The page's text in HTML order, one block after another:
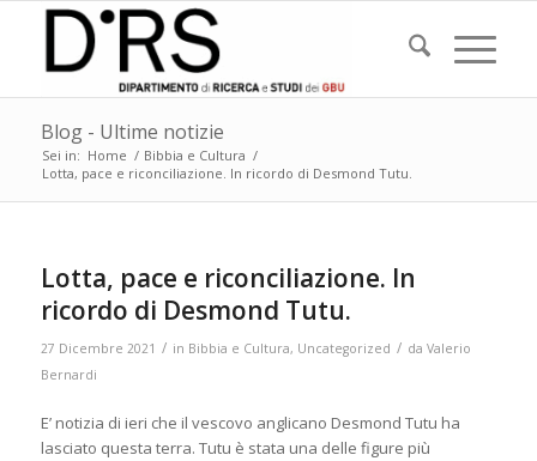
Blog - Ultime notizie
Sei in: Home / Bibbia e Cultura /
Lotta, pace e riconciliazione. In ricordo di Desmond Tutu.
Lotta, pace e riconciliazione. In
ricordo di Desmond Tutu.
27 Dicembre 2021 / in Bibbia e Cultura, Uncategorized / da Valerio
Bernardi
E’ notizia di ieri che il vescovo anglicano Desmond Tutu ha
lasciato questa terra. Tutu è stata una delle figure più